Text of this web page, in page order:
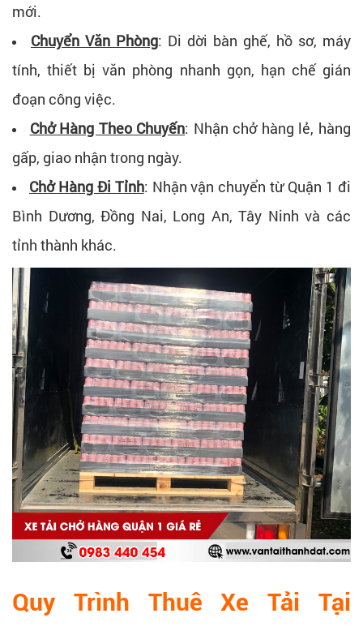
mới.
Chuyển Văn Phòng: Di dời bàn ghế, hồ sơ, máy
tính, thiết bị văn phòng nhanh gọn, hạn chế gián
đoạn công việc.
Chở Hàng Theo Chuyến: Nhận chở hàng lẻ, hàng
gấp, giao nhận trong ngày.
Chở Hàng Đi Tỉnh: Nhận vận chuyển từ Quận 1 đi
Bình Dương, Đồng Nai, Long An, Tây Ninh và các
tỉnh thành khác.
Quy Trình Thuê Xe Tải Tại